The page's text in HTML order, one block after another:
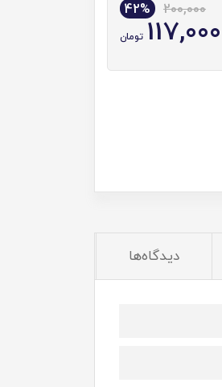
200,000
42%
117,000 تومان
دیدگاه‌ها